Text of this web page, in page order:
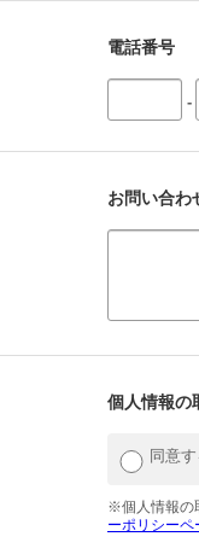
電話番号
-
お問い合わ
個人情報の
同意
※個人情報の
ーポリシーペ